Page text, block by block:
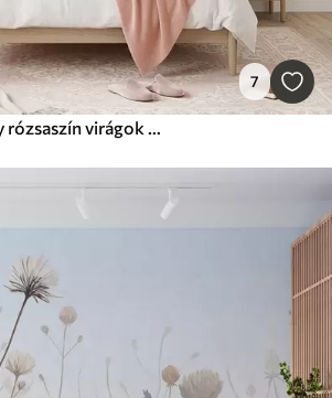
7
Fotótapéta Halvány rózsaszín virágok világos háttér előtt